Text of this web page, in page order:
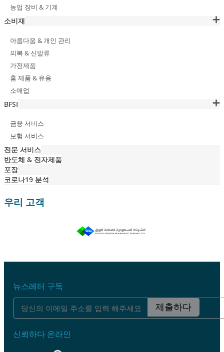
농업 장비 & 기계
소비재
아름다움 & 개인 관리
의복 & 신발류
가전제품
홈 제품 & 유용
소매업
BFSI
금융 서비스
보험 서비스
전문 서비스
반도체 & 전자제품
포장
코로나19 분석
우리 고객
뉴스레터 구독
제출하다
신뢰하다 온라인